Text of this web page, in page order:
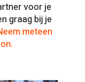
voor je
graag bij je
meteen